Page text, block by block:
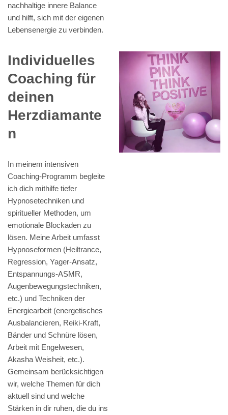
nachhaltige innere Balance
und hilft, sich mit der eigenen
Lebensenergie zu verbinden.
Individuelles
Coaching für
deinen
Herzdiamante
n
In meinem intensiven
Coaching-Programm begleite
ich dich mithilfe tiefer
Hypnosetechniken und
spiritueller Methoden, um
emotionale Blockaden zu
lösen. Meine Arbeit umfasst
Hypnoseformen (Heiltrance,
Regression, Yager-Ansatz,
Entspannungs-ASMR,
Augenbewegungstechniken,
etc.) und Techniken der
Energiearbeit (energetisches
Ausbalancieren, Reiki-Kraft,
Bänder und Schnüre lösen,
Arbeit mit Engelwesen,
Akasha Weisheit, etc.).
Gemeinsam berücksichtigen
wir, welche Themen für dich
aktuell sind und welche
Stärken in dir ruhen, die du ins